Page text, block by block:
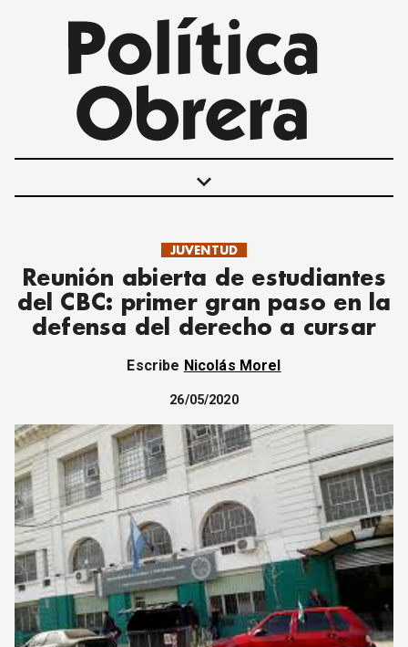
keyboard_arrow_down
POLÍTICAS
INTERNACIONALES
MOVIMIENTO OBRERO
MUJER
SOCIEDAD Y CULTURA
JUVENTUD
CORREO DE LECTORES
DEBATE
ARCHIVO
DECLARACIONES
OPINIÓN
ALTAMIRA RESPONDE
Política Obrera Revista
CONTACTO
JUVENTUD
Reunión abierta de estudiantes
del CBC: primer gran paso en la
defensa del derecho a cursar
Escribe Nicolás Morel
26/05/2020